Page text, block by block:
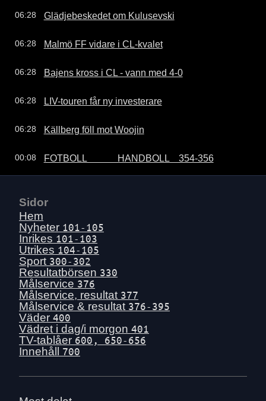
06:28 Glädjebeskedet om Kulusevski
06:28 Malmö FF vidare i CL-kvalet
06:28 Bajens kross i CL - vann med 4-0
06:28 LIV-touren får ny investerare
06:28 Källberg föll mot Woojin
00:08 FOTBOLL             HANDBOLL    354-356
Sidor
Hem
Nyheter 101-105
Inrikes 101-103
Utrikes 104-105
Sport 300-302
Resultatbörsen 330
Målservice 376
Målservice, resultat 377
Målservice & resultat 376-395
Väder 400
Vädret i dag/i morgon 401
TV-tablåer 600, 650-656
Innehåll 700